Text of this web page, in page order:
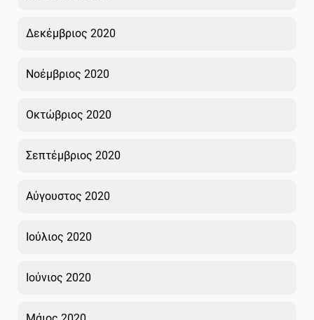
Δεκέμβριος 2020
Νοέμβριος 2020
Οκτώβριος 2020
Σεπτέμβριος 2020
Αύγουστος 2020
Ιούλιος 2020
Ιούνιος 2020